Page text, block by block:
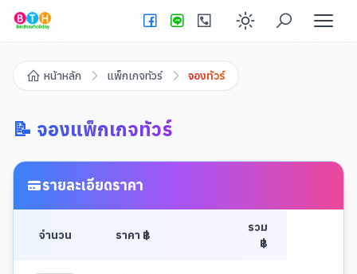
Enable dark
หน้าหลัก แพ็กเกจทัวร์ จองทัวร์
📝 จองแพ็กเกจทัวร์
รายละเอียดราคา
จำนวน ราคา ฿
รวม
฿